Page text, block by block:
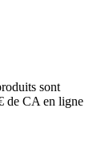
sont
de CA en ligne